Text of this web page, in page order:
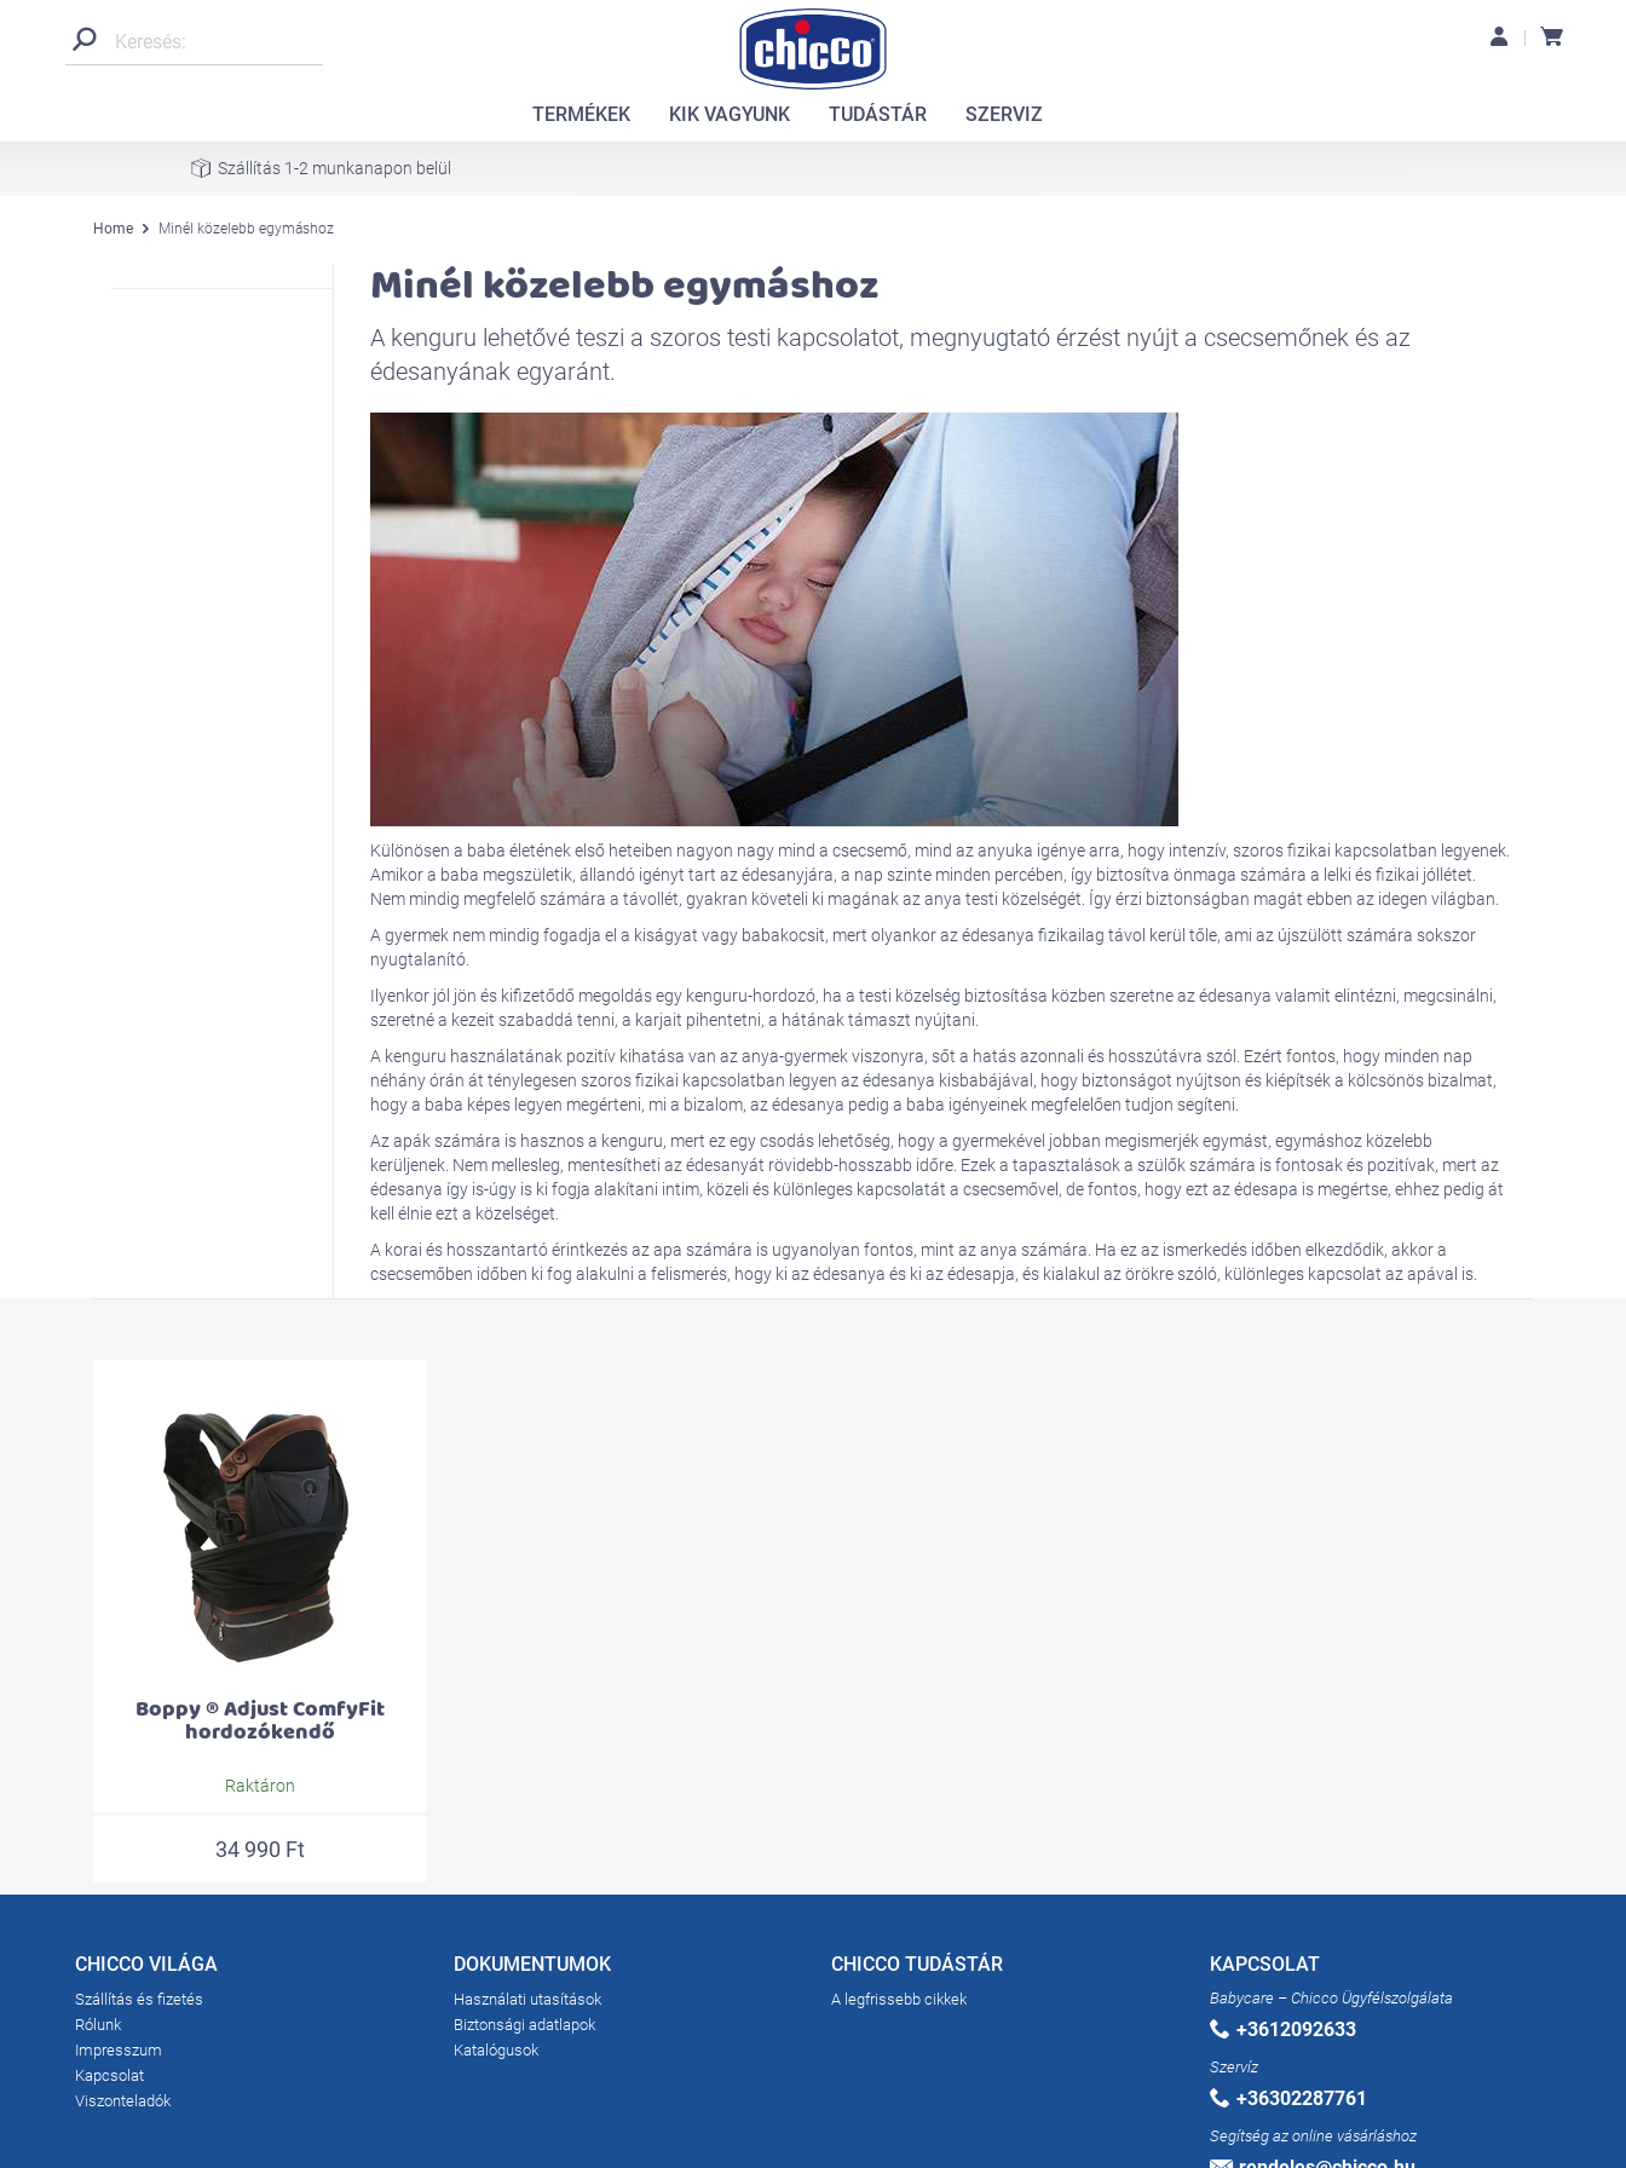
TERMÉKEK KIK VAGYUNK TUDÁSTÁR SZERVIZ
Szállítás 1-2 munkanapon belül
Home Minél közelebb egymáshoz
Minél közelebb egymáshoz
A kenguru lehetővé teszi a szoros testi kapcsolatot, megnyugtató érzést nyújt a csecsemőnek és az
édesanyának egyaránt.
Különösen a baba életének első heteiben nagyon nagy mind a csecsemő, mind az anyuka igénye arra, hogy intenzív, szoros fizikai kapcsolatban legyenek.
Amikor a baba megszületik, állandó igényt tart az édesanyjára, a nap szinte minden percében, így biztosítva önmaga számára a lelki és fizikai jóllétet.
Nem mindig megfelelő számára a távollét, gyakran követeli ki magának az anya testi közelségét. Így érzi biztonságban magát ebben az idegen világban.
A gyermek nem mindig fogadja el a kiságyat vagy babakocsit, mert olyankor az édesanya fizikailag távol kerül tőle, ami az újszülött számára sokszor
nyugtalanító.
Ilyenkor jól jön és kifizetődő megoldás egy kenguru-hordozó, ha a testi közelség biztosítása közben szeretne az édesanya valamit elintézni, megcsinálni,
szeretné a kezeit szabaddá tenni, a karjait pihentetni, a hátának támaszt nyújtani.
A kenguru használatának pozitív kihatása van az anya-gyermek viszonyra, sőt a hatás azonnali és hosszútávra szól. Ezért fontos, hogy minden nap
néhány órán át ténylegesen szoros fizikai kapcsolatban legyen az édesanya kisbabájával, hogy biztonságot nyújtson és kiépítsék a kölcsönös bizalmat,
hogy a baba képes legyen megérteni, mi a bizalom, az édesanya pedig a baba igényeinek megfelelően tudjon segíteni.
Az apák számára is hasznos a kenguru, mert ez egy csodás lehetőség, hogy a gyermekével jobban megismerjék egymást, egymáshoz közelebb
kerüljenek. Nem mellesleg, mentesítheti az édesanyát rövidebb-hosszabb időre. Ezek a tapasztalások a szülők számára is fontosak és pozitívak, mert az
édesanya így is-úgy is ki fogja alakítani intim, közeli és különleges kapcsolatát a csecsemővel, de fontos, hogy ezt az édesapa is megértse, ehhez pedig át
kell élnie ezt a közelséget.
A korai és hosszantartó érintkezés az apa számára is ugyanolyan fontos, mint az anya számára. Ha ez az ismerkedés időben elkezdődik, akkor a
csecsemőben időben ki fog alakulni a felismerés, hogy ki az édesanya és ki az édesapja, és kialakul az örökre szóló, különleges kapcsolat az apával is.
Boppy ® Adjust ComfyFit
hordozókendő
Raktáron
34 990 Ft
CHICCO VILÁGA
Szállítás és fizetés
Rólunk
Impresszum
Kapcsolat
Viszonteladók
DOKUMENTUMOK
Használati utasítások
Biztonsági adatlapok
Katalógusok
CHICCO TUDÁSTÁR
A legfrissebb cikkek
KAPCSOLAT
Babycare – Chicco Ügyfélszolgálata
+3612092633
Szervíz
+36302287761
Segítség az online vásárláshoz